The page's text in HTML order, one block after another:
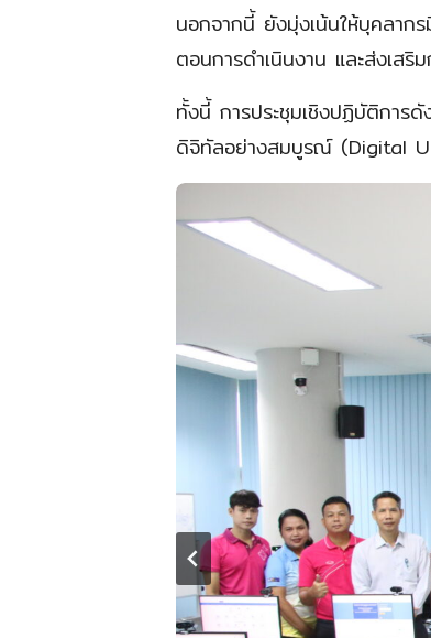
นอกจากนี้ ยังมุ่งเน้นให้บุคลาก
ตอนการดำเนินงาน และส่งเสริ
ทั้งนี้ การประชุมเชิงปฏิบัติการ
ดิจิทัลอย่างสมบูรณ์ (Digital